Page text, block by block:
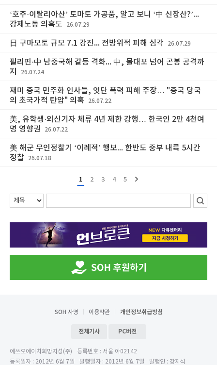
‘호주·이탈리아산’ 토마토 가공품, 알고 보니 ‘中 신장산?’...
강제노동 의혹도
26.07.29
日 구마모토 규모 7.1 강진... 전방위적 피해 심각 26.07.29
필리핀·中 남중국해 갈등 격화... 中, 물대포 넘어 곤봉 공격까
지
26.07.24
재미 중국 민주화 인사들, 잇단 폭력 피해 주장… "중국 당국
의 초국가적 탄압" 의혹
26.07.22
美, 유학생·외신기자 체류 4년 제한 강행… 한국인 2만 4천여
명 영향권
26.07.22
美 해군 무인정찰기 ‘이례적’ 행보... 한반도 중부 내륙 5시간
정찰
26.07.18
1 2 3 4 5
SOH 사명 이용약관 개인정보취급방침
전체기사 PC버전
에쓰오에이치희망지성(주)
등록번호 : 서울 아02142
등록일자 : 2012년 6월 7일
발행일자 : 2012년 6월 7일 발행인 : 강지석